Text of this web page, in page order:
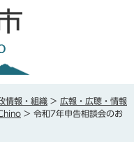
情報・組織 > 広報・広聴・情報
> 令和7年申告相談会のお